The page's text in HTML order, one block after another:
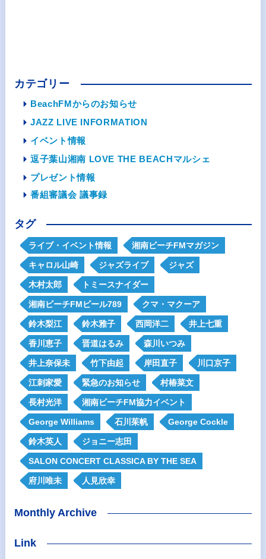
カテゴリー
BeachFMからのお知らせ
JAZZ LIVE INFORMATION
イベント情報
逗子葉山湘南 LOVE THE BEACHマルシェ
プレゼント情報
番組審議会 議事録
タグ
ライブ・イベント情報 湘南ビーチFMマガジン
キャロル山崎 ジャズライブ ジャズ
木村太郎 トミースナイダー
湘南ビーチFMビール789 クマ・マクーア
鈴木梨江 鈴木雅子 西岡洋二 井上七重
香川恵子 晋道はるみ 森川いつみ
井上奈保未 竹下由起 岸田直子 川口京子
江刺家愛 緊急のお知らせ 村椿菜文
長村光洋 湘南ビーチFM協力イベント
George Williams 石川茱帆 George Cockle
鈴木英人 ジョニー志田
SALON CONCERT CLASSICA BY THE SEA
府川唯未 人見欣幸
Monthly Archive
Link